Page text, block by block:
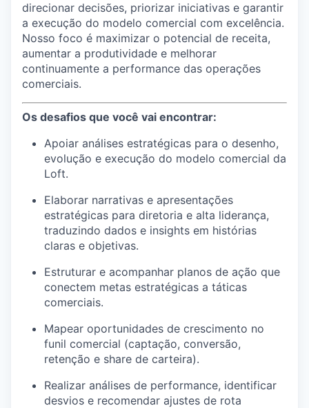
direcionar decisões, priorizar iniciativas e garantir
a execução do modelo comercial com excelência.
Nosso foco é maximizar o potencial de receita,
aumentar a produtividade e melhorar
continuamente a performance das operações
comerciais.
Os desafios que você vai encontrar:
Apoiar análises estratégicas para o desenho,
evolução e execução do modelo comercial da
Loft.
Elaborar narrativas e apresentações
estratégicas para diretoria e alta liderança,
traduzindo dados e insights em histórias
claras e objetivas.
Estruturar e acompanhar planos de ação que
conectem metas estratégicas a táticas
comerciais.
Mapear oportunidades de crescimento no
funil comercial (captação, conversão,
retenção e share de carteira).
Realizar análises de performance, identificar
desvios e recomendar ajustes de rota